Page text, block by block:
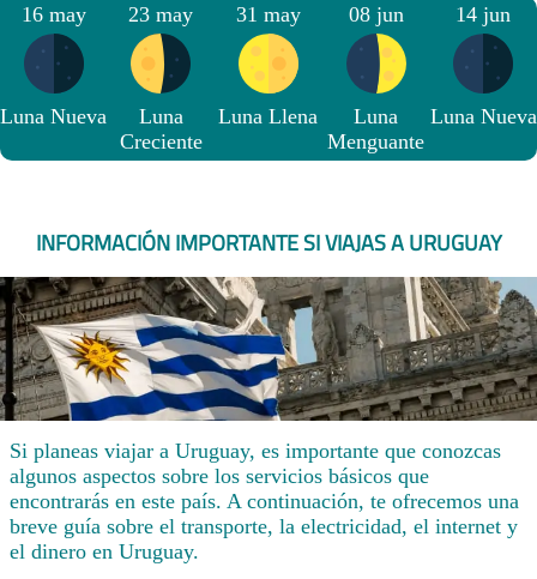
16 may
Luna Nueva
23 may
Luna
Creciente
31 may
Luna Llena
08 jun
Luna
Menguante
14 jun
Luna Nueva
INFORMACIÓN IMPORTANTE SI VIAJAS A URUGUAY
Si planeas viajar a Uruguay, es importante que conozcas
algunos aspectos sobre los servicios básicos que
encontrarás en este país. A continuación, te ofrecemos una
breve guía sobre el transporte, la electricidad, el internet y
el dinero en Uruguay.